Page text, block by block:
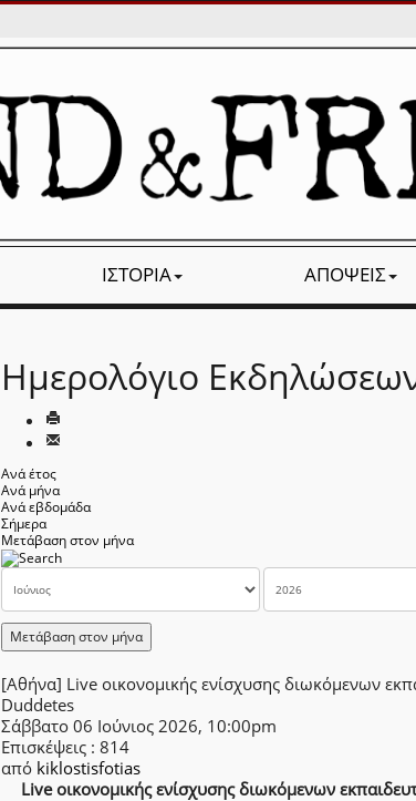
ΙΣΤΟΡΊΑ ΑΠΌΨΕΙΣ
Ημερολόγιο
Ανά έτος
Ανά μήνα
Ανά εβδομάδα
Σήμερα
Μετάβαση στον μήνα
Μετάβαση στον μήνα
[Αθήνα] Live οικονομικής ενίσχυσης διωκόμενων
Duddetes
Σάββατο 06 Ιούνιος 2026, 10:00pm
Επισκέψεις : 814
από kiklostisfotias
Live οικονομικής ενίσχυσης διωκόμενων